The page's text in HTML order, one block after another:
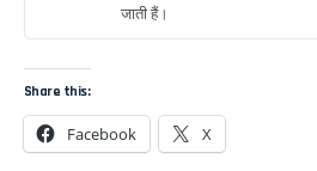
जाती हैं।
Share this:
Facebook X